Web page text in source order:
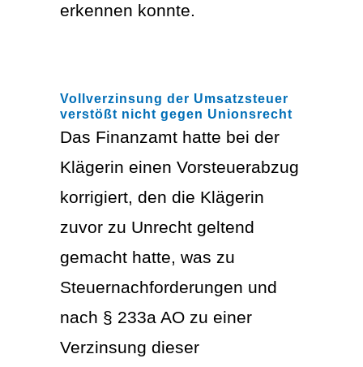
erkennen konnte.
Vollverzinsung der Umsatzsteuer
verstößt nicht gegen Unionsrecht
Das Finanzamt hatte bei der
Klägerin einen Vorsteuerabzug
korrigiert, den die Klägerin
zuvor zu Unrecht geltend
gemacht hatte, was zu
Steuernachforderungen und
nach § 233a AO zu einer
Verzinsung dieser